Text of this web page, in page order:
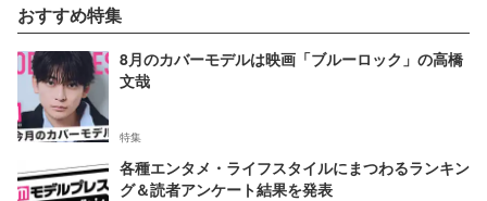
おすすめ特集
8月のカバーモデルは映画「ブルーロック」の高橋
文哉
特集
各種エンタメ・ライフスタイルにまつわるランキン
グ＆読者アンケート結果を発表